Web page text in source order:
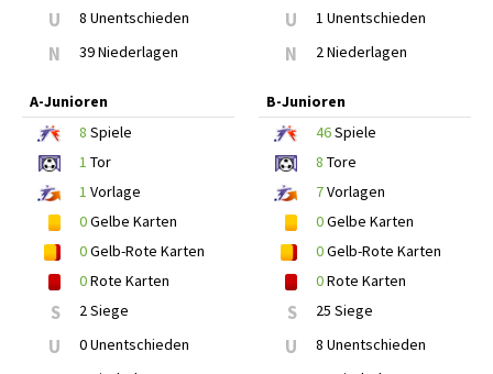
U 8 Unentschieden
N 39 Niederlagen
U 1 Unentschieden
N 2 Niederlagen
A-Junioren
8 Spiele
1 Tor
1 Vorlage
0Gelbe Karten
0Gelb-Rote Karten
0Rote Karten
S 2 Siege
U 0 Unentschieden
B-Junioren
46Spiele
8 Tore
7Vorlagen
0Gelbe Karten
0Gelb-Rote Karten
0Rote Karten
S 25 Siege
U 8 Unentschieden